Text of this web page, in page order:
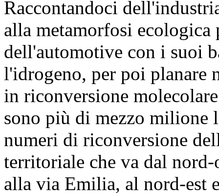
Raccontandoci
alla metamorfosi
dell'automotive con i suoi
l'idrogeno, per poi planare
in riconversione
sono più di mezzo milione
numeri di riconversione
territoriale che va dal
alla via Emilia, al nord-est